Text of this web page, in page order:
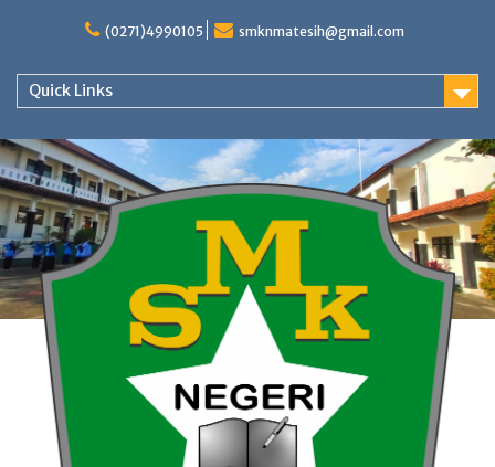
(0271)4990105 smknmatesih@gmail.com
Quick Links